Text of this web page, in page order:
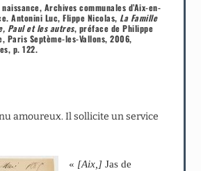
Archives communales d’Aix-en-
Antonini Luc, Flippe Nicolas, La Famille
Paul et les autres, préface de Philippe
Paris Septème-les-Vallons, 2006,
p. 122.
amoureux. Il sollicite un service
« [Aix,]Jas de